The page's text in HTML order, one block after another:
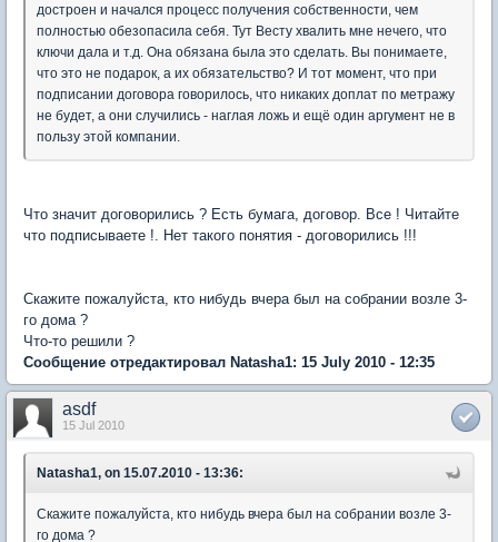
достроен и начался процесс получения собственности, чем
полностью обезопасила себя. Тут Весту хвалить мне нечего, что
ключи дала и т.д. Она обязана была это сделать. Вы понимаете,
что это не подарок, а их обязательство? И тот момент, что при
подписании договора говорилось, что никаких доплат по метражу
не будет, а они случились - наглая ложь и ещё один аргумент не в
пользу этой компании.
Что значит договорились ? Есть бумага, договор. Все ! Читайте
что подписываете !. Нет такого понятия - договорились !!!
Скажите пожалуйста, кто нибудь вчера был на собрании возле 3-
го дома ?
Что-то решили ?
Сообщение отредактировал Natasha1: 15 July 2010 - 12:35
asdf
15 Jul 2010
Natasha1, on 15.07.2010 - 13:36:
Скажите пожалуйста, кто нибудь вчера был на собрании возле 3-
го дома ?